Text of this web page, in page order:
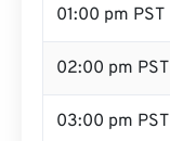
01:00 pm PST
02:00 pm PST
03:00 pm PST